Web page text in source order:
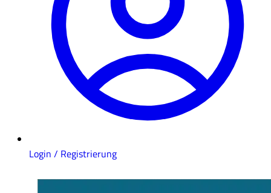
Login / Registrierung